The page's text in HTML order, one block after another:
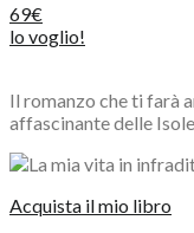
69€
lo voglio!
Il romanzo che ti farà
affascinante delle
Acquista il mio libro